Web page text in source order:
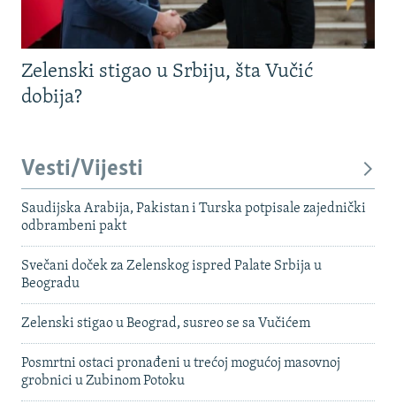
Zelenski stigao u Srbiju, šta Vučić
dobija?
Vesti/Vijesti
Saudijska Arabija, Pakistan i Turska potpisale zajednički
odbrambeni pakt
Svečani doček za Zelenskog ispred Palate Srbija u
Beogradu
Zelenski stigao u Beograd, susreo se sa Vučićem
Posmrtni ostaci pronađeni u trećoj mogućoj masovnoj
grobnici u Zubinom Potoku